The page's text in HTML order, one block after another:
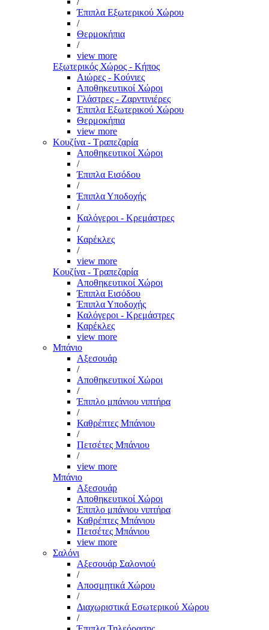
Έπιπλα Εξωτερικού Χώρου
/
Θερμοκήπια
/
view more
Εξωτερικός Χώρος - Κήπος
Αιώρες - Κούνιες
Αποθηκευτικοί Χώροι
Γλάστρες - Ζαρντινιέρες
Έπιπλα Εξωτερικού Χώρου
Θερμοκήπια
view more
Κουζίνα - Τραπεζαρία
Αποθηκευτικοί Χώροι
/
Έπιπλα Εισόδου
/
Έπιπλα Υποδοχής
/
Καλόγεροι - Κρεμάστρες
/
Καρέκλες
/
view more
Κουζίνα - Τραπεζαρία
Αποθηκευτικοί Χώροι
Έπιπλα Εισόδου
Έπιπλα Υποδοχής
Καλόγεροι - Κρεμάστρες
Καρέκλες
view more
Μπάνιο
Αξεσουάρ
/
Αποθηκευτικοί Χώροι
/
Έπιπλο μπάνιου νιπτήρα
/
Καθρέπτες Μπάνιου
/
Πετσέτες Μπάνιου
/
view more
Μπάνιο
Αξεσουάρ
Αποθηκευτικοί Χώροι
Έπιπλο μπάνιου νιπτήρα
Καθρέπτες Μπάνιου
Πετσέτες Μπάνιου
view more
Σαλόνι
Αξεσουάρ Σαλονιού
/
Αποσμητικά Χώρου
/
Διαχωριστικά Εσωτερικού Χώρου
/